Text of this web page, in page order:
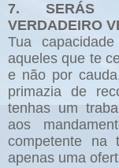
7. SERÁS
VERDADEIRO
Tua
aqueles que te
e não por
primazia de
tenhas um
aos
competente
apenas uma